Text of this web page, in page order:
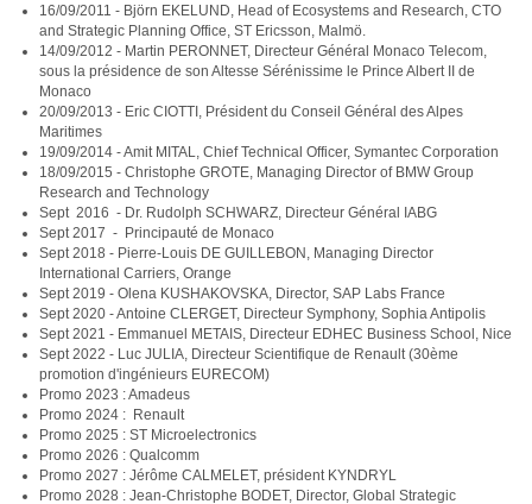
16/09/2011 - Björn EKELUND, Head of Ecosystems and Research, CTO
and Strategic Planning Office, ST Ericsson, Malmö.
14/09/2012 - Martin PERONNET, Directeur Général Monaco Telecom,
sous la présidence de son Altesse Sérénissime le Prince Albert II de
Monaco
20/09/2013 - Eric CIOTTI, Président du Conseil Général des Alpes
Maritimes
19/09/2014 - Amit MITAL, Chief Technical Officer, Symantec Corporation
18/09/2015 - Christophe GROTE, Managing Director of BMW Group
Research and Technology
Sept 2016 - Dr. Rudolph SCHWARZ, Directeur Général IABG
Sept 2017 - Principauté de Monaco
Sept 2018 - Pierre-Louis DE GUILLEBON, Managing Director
International Carriers, Orange
Sept 2019 - Olena KUSHAKOVSKA, Director, SAP Labs France
Sept 2020 - Antoine CLERGET, Directeur Symphony, Sophia Antipolis
Sept 2021 - Emmanuel METAIS, Directeur EDHEC Business School, Nice
Sept 2022 - Luc JULIA, Directeur Scientifique de Renault (30ème
promotion d'ingénieurs EURECOM)
Promo 2023 : Amadeus
Promo 2024 : Renault
Promo 2025 : ST Microelectronics
Promo 2026 : Qualcomm
Promo 2027 : Jérôme CALMELET, président KYNDRYL
Promo 2028 : Jean-Christophe BODET, Director, Global Strategic